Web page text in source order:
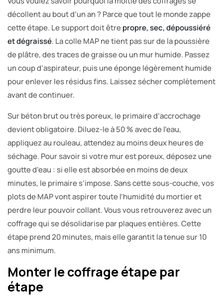
décollent au bout d’un an ? Parce que tout le monde zappe
cette étape. Le support doit êtrepropre, sec, dépoussiéré
et dégraissé. La colle MAP ne tient pas sur de la poussière
de plâtre, des traces de graisse ou un mur humide. Passez
un coup d’aspirateur, puis une éponge légèrement humide
pour enlever les résidus fins. Laissez sécher complètement
avant de continuer.
Sur béton brut ou très poreux, le primaire d’accrochage
devient obligatoire. Diluez-le à 50 % avec de l’eau,
appliquez au rouleau, attendez au moins deux heures de
séchage. Pour savoir si votre mur est poreux, déposez une
goutte d’eau : si elle est absorbée en moins de deux
minutes, le primaire s’impose. Sans cette sous-couche, vos
plots de MAP vont aspirer toute l’humidité du mortier et
perdre leur pouvoir collant. Vous vous retrouverez avec un
coffrage qui se désolidarise par plaques entières. Cette
étape prend 20 minutes, mais elle garantit la tenue sur 10
ans minimum.
Monter le coffrage étape par
étape